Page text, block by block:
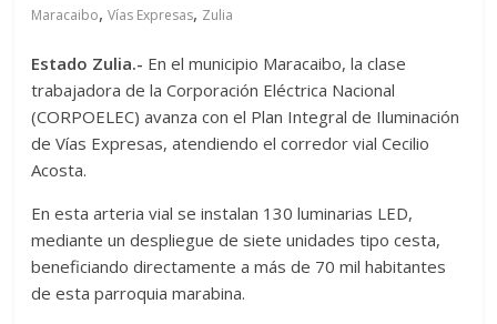
Maracaibo,Vías Expresas, Zulia
Estado Zulia.- En el municipio Maracaibo, la clase
trabajadora de la Corporación Eléctrica Nacional
(CORPOELEC) avanza con el Plan Integral de Iluminación
de Vías Expresas, atendiendo el corredor vial Cecilio
Acosta.
En esta arteria vial se instalan 130 luminarias LED,
mediante un despliegue de siete unidades tipo cesta,
beneficiando directamente a más de 70 mil habitantes
de esta parroquia marabina.